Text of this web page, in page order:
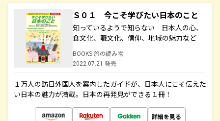
Ｓ０１ 今こそ学びたい日本のこと
知っているようで知らない 日本人の心、
食文化、職文化、信仰、地域の魅力など
BOOKS 旅の読み物
2022.07.21 発売
１万人の訪日外国人を案内したガイドが、日本人にこそ伝えた
い日本の魅力が満載。日本の再発見ができる１冊！
詳細を見る